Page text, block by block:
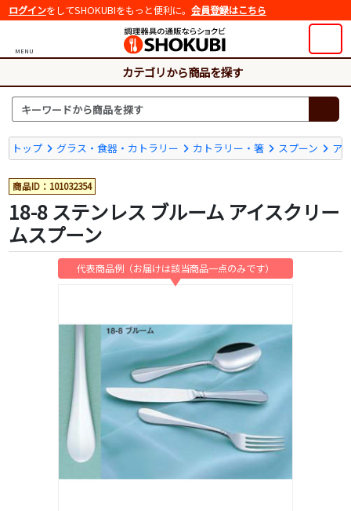
ログインをしてSHOKUBIをもっと便利に。 会員登録はこちら
MENU
カテゴリから商品を探す
トップ グラス・食器・カトラリー カトラリー・箸 スプーン ア
商品ID：101032354
18-8 ステンレス ブルーム アイスクリー
ムスプーン
代表商品例（お届けは該当商品一点のみです）